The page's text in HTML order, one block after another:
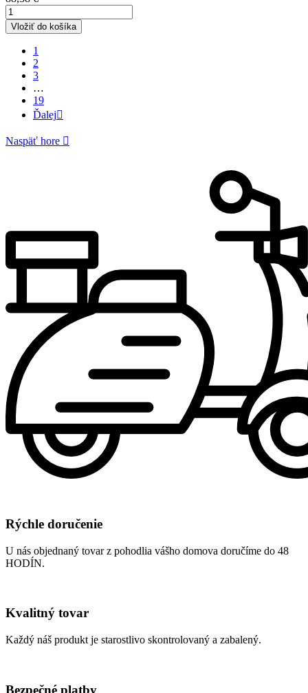
Vložiť do košíka
1
2
3
…
19
Ďalej
Naspäť hore 
Rýchle doručenie
U nás objednaný tovar z pohodlia vášho domova doručíme do 48
HODÍN.
Kvalitný tovar
Každý náš produkt je starostlivo skontrolovaný a zabalený.
Bezpečné platby